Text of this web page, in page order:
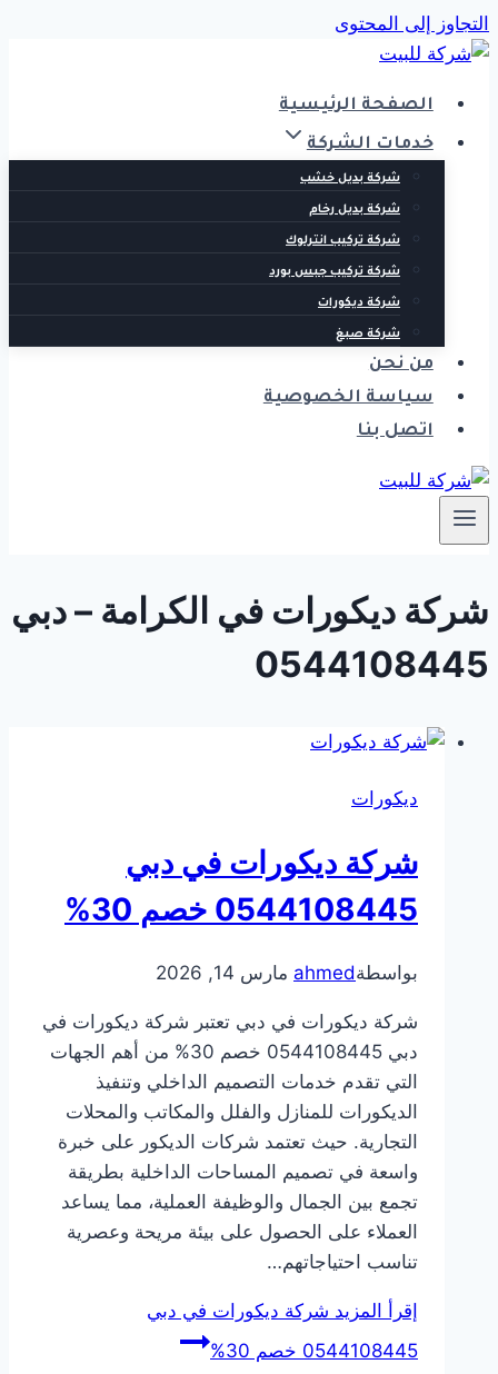
التجاوز إلى المحتوى
الصفحة الرئيسية
خدمات الشركة
شركة بديل خشب
شركة بديل رخام
شركة تركيب انترلوك
شركة تركيب جبس بورد
شركة ديكورات
شركة صبغ
من نحن
سياسة الخصوصية
اتصل بنا
شركة ديكورات في الكرامة – دبي
0544108445
ديكورات
شركة ديكورات في دبي
0544108445 خصم 30%
بواسطةahmed مارس 14, 2026
شركة ديكورات في دبي تعتبر شركة ديكورات في
دبي 0544108445 خصم 30% من أهم الجهات
التي تقدم خدمات التصميم الداخلي وتنفيذ
الديكورات للمنازل والفلل والمكاتب والمحلات
التجارية. حيث تعتمد شركات الديكور على خبرة
واسعة في تصميم المساحات الداخلية بطريقة
تجمع بين الجمال والوظيفة العملية، مما يساعد
العملاء على الحصول على بيئة مريحة وعصرية
تناسب احتياجاتهم…
إقرأ المزيد شركة ديكورات في دبي
0544108445 خصم 30%